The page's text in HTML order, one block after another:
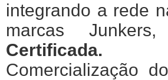
integrando a rede
marcas
Certificada.
Comercialização